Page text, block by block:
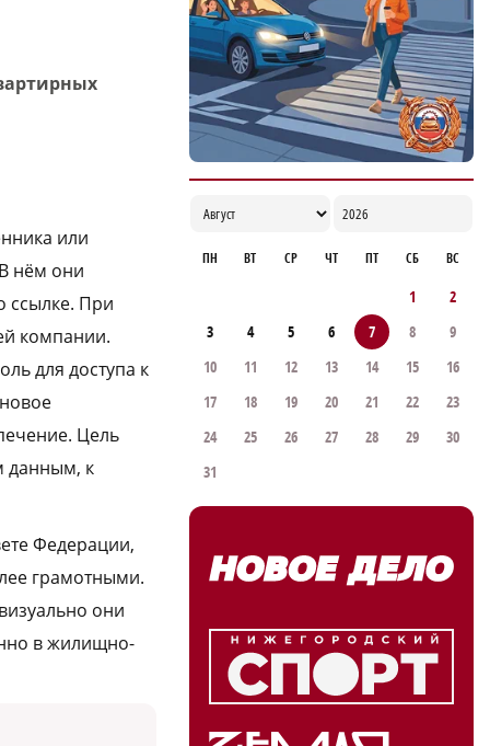
или
нём они
ссылке. При
компании.
для доступа к
Цель
данным, к
Федерации,
грамотными.
они
в жилищно-
19:05
ПН ВТ СР ЧТ ПТ СБ ВС
1
2
3
4 5 6 7 8
9
10
11 12 13 14 15
16
17
18 19 20 21 22
23
24
25 26 27 28 29
30
31